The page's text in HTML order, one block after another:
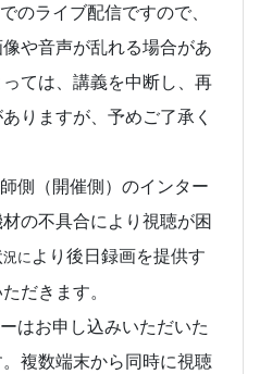
ライブ配信ですので、
や音声が乱れる場合があ
ては、講義を中断し、再
りますが、予めご了承く
側（開催側）のインター
の不具合により視聴が困
況により後日録画を提供す
だきます。
はお申し込みいただいた
複数端末から同時に視聴